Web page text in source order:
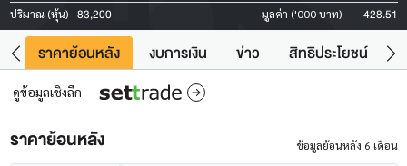
ปริมาณ (หุ้น) 83,200 มูลค่า ('000 บาท) 428.51
ราคาย้อนหลัง งบการเงิน ข่าว สิทธิประโยชน์
ดูข้อมูลเชิงลึก
ราคาย้อนหลัง ข้อมูลย้อนหลัง 6 เดือน